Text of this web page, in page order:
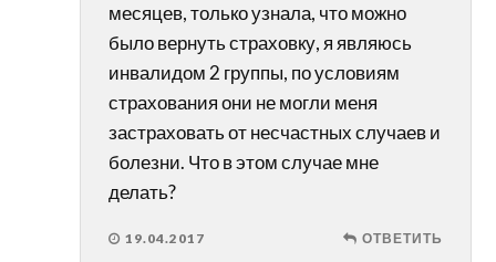
месяцев, только узнала, что можно
было вернуть страховку, я являюсь
инвалидом 2 группы, по условиям
страхования они не могли меня
застраховать от несчастных случаев и
болезни. Что в этом случае мне
делать?
19.04.2017 ОТВЕТИТЬ